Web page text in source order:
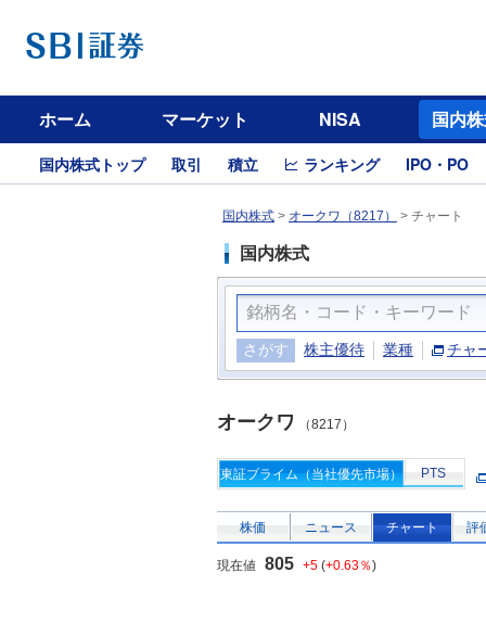
ホーム マーケット NISA 国内
国内株式トップ 取引 積立 ランキング IPO・PO
国内株式 > オークワ（8217） > チャート
国内株式
さがす 株主優待 業種 チャ
オークワ （8217）
東証プライム（当社優先市場） PTS
株価 ニュース チャート 評
現在値 805 +5 (+0.63％)